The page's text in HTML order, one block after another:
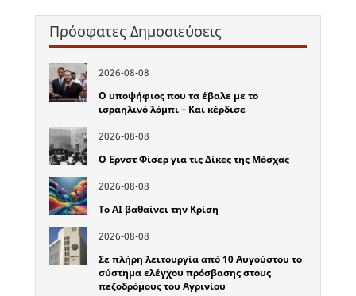
Πρόσφατες Δημοσιεύσεις
2026-08-08
Ο υποψήφιος που τα έβαλε με το
ισραηλινό λόμπι – Και κέρδισε
2026-08-08
Ο Ερνστ Φίσερ για τις Δίκες της Μόσχας
2026-08-08
Το ΑΙ βαθαίνει την Κρίση
2026-08-08
Σε πλήρη λειτουργία από 10 Αυγούστου το
σύστημα ελέγχου πρόσβασης στους
πεζοδρόμους του Αγρινίου